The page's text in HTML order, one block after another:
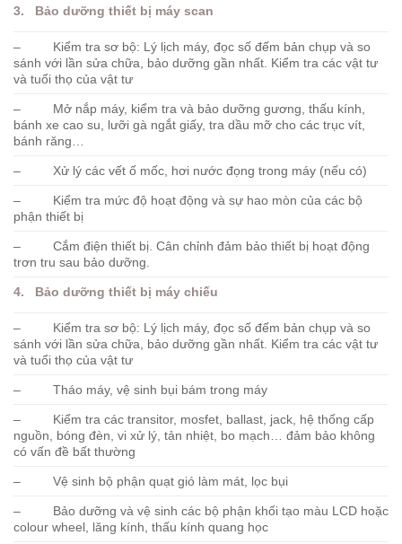
3. Bảo dưỡng thiết bị máy scan
– Kiểm tra sơ bộ: Lý lịch máy, đọc số đếm bản chụp và so
sánh với lần sửa chữa, bảo dưỡng gần nhất. Kiểm tra các vật tư
và tuổi thọ của vật tư
– Mở nắp máy, kiểm tra và bảo dưỡng gương, thấu kính,
bánh xe cao su, lưỡi gà ngắt giấy, tra dầu mỡ cho các trục vít,
bánh răng…
– Xử lý các vết ố mốc, hơi nước đọng trong máy (nếu có)
– Kiểm tra mức độ hoạt động và sự hao mòn của các bộ
phận thiết bị
– Cắm điện thiết bị. Cân chỉnh đảm bảo thiết bị hoạt động
trơn tru sau bảo dưỡng.
4. Bảo dưỡng thiết bị máy chiếu
– Kiểm tra sơ bộ: Lý lịch máy, đọc số đếm bản chụp và so
sánh với lần sửa chữa, bảo dưỡng gần nhất. Kiểm tra các vật tư
và tuổi thọ của vật tư
– Tháo máy, vệ sinh bụi bám trong máy
– Kiểm tra các transitor, mosfet, ballast, jack, hệ thống cấp
nguồn, bóng đèn, vi xử lý, tản nhiệt, bo mạch… đảm bảo không
có vấn đề bất thường
– Vệ sinh bộ phận quạt gió làm mát, lọc bụi
– Bảo dưỡng và vệ sinh các bộ phận khối tạo màu LCD hoặc
colour wheel, lăng kính, thấu kính quang học